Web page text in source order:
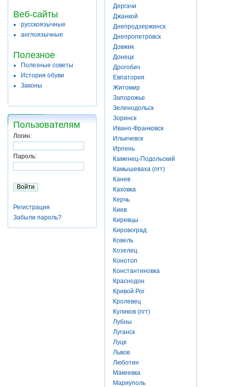
Веб-сайты
русскоязычные
англоязычные
Полезное
Полезные советы
История обуви
Законы
Пользователям
Логин:
Пароль:
Регистрация
Забыли пароль?
Дергачи
Джанкой
Днепродзержинск
Днепропетровск
Довжик
Донецк
Дрогобич
Евпатория
Житомир
Запорожье
Зеленодольск
Зоринск
Ивано-Франковск
Ильичевск
Ирпень
Каменец-Подольский
Камышеваха (пгт)
Канев
Каховка
Керчь
Киев
Киревцы
Кировоград
Ковель
Козелец
Конотоп
Константиновка
Краснодон
Кривой Рог
Кролевец
Куликов (пгт)
Лубны
Луганск
Луцк
Львов
Люботин
Макеевка
Мариуполь